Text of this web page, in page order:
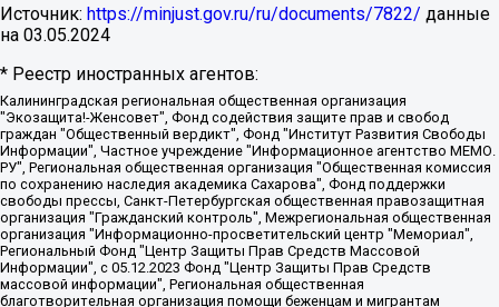
Источник: https://minjust.gov.ru/ru/documents/7822/ данные
на 03.05.2024
* Реестр иностранных агентов:
Калининградская региональная общественная организация "Экозащита!-Женсовет", Фонд содействия защите прав и свобод граждан "Общественный вердикт", Фонд "Институт Развития Свободы Информации", Частное учреждение "Информационное агентство МЕМО. РУ", Региональная общественная организация "Общественная комиссия по сохранению наследия академика Сахарова", Фонд поддержки свободы прессы, Санкт-Петербургская общественная правозащитная организация "Гражданский контроль", Межрегиональная общественная организация "Информационно-просветительский центр "Мемориал", Региональный Фонд "Центр Защиты Прав Средств Массовой Информации", с 05.12.2023 Фонд "Центр Защиты Прав Средств массовой информации", Региональная общественная благотворительная организация помощи беженцам и мигрантам "Гражданское содействие", Негосударственное образовательное учреждение дополнительного профессионального образования (повышение квалификации) специалистов "АКАДЕМИЯ ПО ПРАВАМ ЧЕЛОВЕКА", Свердловская региональная общественная организация "Сутяжник", Автономная некоммерческая организация "Центр независимых социологических исследований", Союз общественных объединений "Российский исследовательский центр по правам человека", Региональное общественное учреждение научно-информационный центр "МЕМОРИАЛ", Некоммерческая организация "Фонд защиты гласности", Автономная некоммерческая организация "Институт прав человека", Городская общественная организация "Екатеринбургское общество "МЕМОРИАЛ", Городская общественная организация "Рязанское историко-просветительское и правозащитное общество "Мемориал" (Рязанский Мемориал), Челябинский региональный орган общественной самодеятельности – женское общественное объединение "Женщины Евразии", Челябинский региональный орган общественной самодеятельности "Уральская правозащитная группа", Фонд содействия защите здоровья и социальной справедливости имени Андрея Рылькова, Автономная Некоммерческая Организация "Аналитический Центр Юрия Левады", Автономная некоммерческая организация социальной поддержки населения "Проект Апрель", Региональная общественная организация помощи женщинам и детям, находящимся в кризисной ситуации "Информационно-методический центр "Анна", Фонд содействия развитию массовых коммуникаций и правовому просвещению "Так-так-Так", Фонд содействия устойчивому развитию "Серебряная тайга", Свердловский региональный общественный фонд социальных проектов "Новое время", "Idel.Реалии", Кавказ.Реалии, Крым.Реалии, Телеканал Настоящее Время, Татаро-башкирская служба Радио Свобода (Azatliq Radiosi), Радио Свободная Европа/Радио Свобода (PCE/PC), "Сибирь.Реалии", "Фактограф", Благотворительный фонд помощи осужденным и их семьям, Автономная некоммерческая организация "Институт глобализации и социальных движений", Фонд "В защиту прав заключенных", Частное учреждение "Центр поддержки и содействия развитию средств массовой информации", Пензенский региональный общественный благотворительный фонд "Гражданский союз", "Север.Реалии", Некоммерческая организация Фонд "Правовая инициатива", Общество с ограниченной ответственностью "Радио Свободная Европа/Радио Свобода", Чешское информационное агентство "MEDIUM-ORIENT", Красноярская региональная общественная организация "Мы против СПИДа", Камалягин Денис Николаевич, Маркелов Сергей Евгеньевич, Пономарев Лев Александрович, Савицкая Людмила Алексеевна, Автономная некоммерческая организация "Центр по работе с проблемой насилия "НАСИЛИЮ.НЕТ", Межрегиональный профессиональный союз работников здравоохранения "Альянс врачей", Юридическое лицо, зарегистрированное в Латвийской Республике, SIA "Medusa Project" (регистрационный номер 40103797863, дата регистрации 10.06.2014), Некоммерческая организация "Фонд по борьбе с коррупцией", Автономная некоммерческая организация "Институт права и публичной политики", Баданин Роман Сергеевич, Гликин Максим Александрович, Железнова Мария Михайловна, Лукьянова Юлия Сергеевна, Маетная Елизавета Витальевна, Маняхин Петр Борисович, Чуракова Ольга Владимировна, Ярош Юлия Петровна, Юридическое лицо "The Insider SIA", зарегистрированное в Риге, Латвийская Республика (дата регистрации 26.06.2015), являющееся администратором доменного имени интернет-издания "The Insider SIA", https://theins.ru, Постернак Алексей Евгеньевич, Рубин Михаил Аркадьевич, Анин Роман Александрович, Юридическое лицо Istories fonds, зарегистрированное в Латвийской Республике (регистрационный номер 50008295751, дата регистрации 24.02.2020), Великовский Дмитрий Александрович, Долинина Ирина Николаевна, Мароховская Алеся Алексеевна, Шлейнов Роман Юрьевич, Шмагун Олеся Валентиновна, Общество с ограниченной ответственностью "Альтаир 2021", Общество с ограниченной ответственностью "Вега 2021", Общество с ограниченной ответственностью "Главный редактор 2021", Общество с ограниченной ответственностью "Ромашки монолит", Важенков Артем Валерьевич, Ивановская областная общественная организация "Центр гендерных исследований", Гурман Юрий Альбертович, Медиапроект "ОВД-Инфо", Егоров Владимир Владимирович, Жилинский Владимир Александрович, Общество с ограниченной ответственностью "ЗП", Иванова София Юрьевна, Карезина Инна Павловна, Кильтау Екатерина Викторовна, Петров Алексей Викторович, Пискунов Сергей Евгеньевич, Смирнов Сергей Сергеевич, Тихонов Михаил Сергеевич, Общество с ограниченной ответственностью "ЖУРНАЛИСТ-ИНОСТРАННЫЙ АГЕНТ", Арапова Галина Юрьевна, Вольтская Татьяна Анатольевна, Американская компания "Mason G.E.S. Anonymous Foundation" (США), являющаяся владельцем интернет-издания https://mnews.world/, Компания "Stichting Bellingcat", зарегистрированная в Нидерландах (дата регистрации 11.07.2018), Захаров Андрей Вячеславович, Клепиковская Екатерина Дмитриевна, Общество с ограниченной ответственностью "МЕМО", Перл Роман Александрович, Симонов Евгений Алексеевич, Соловьева Елена Анатольевна, Сотников Даниил Владимирович, Сурначева Елизавета Дмитриевна, Автономная некоммерческая организация по защите прав человека и информированию населения "Якутия – Наше Мнение", Общество с ограниченной ответственностью "Москоу диджитал медиа", с 26.01.2023 Общество с ограниченной ответственностью "Чайка Белые сады", Ветошкина Валерия Валерьевна, Заговора Максим Александрович, Межрегиональное общественное движение "Российская ЛГБТ - сеть", Оленичев Максим Владимирович, Павлов Иван Юрьевич, Скворцова Елена Сергеевна, Общество с ограниченной ответственностью "Как бы инагент", Кочетков Игорь Викторович, Общество с ограниченной ответственностью "Честные выборы", Еланчик Олег Александрович, Общество с ограниченной ответственностью "Нобелевский призыв", Гималова Регина Эмилевна, Григорьев Андрей Валерьевич, Григорьева Алина Александровна, Ассоциация по содействию защите прав призывников, альтернативнослужащих и военнослужащих "Правозащитная группа "Гражданин.Армия.Право", Хисамова Регина Фаритовна, Автономная некоммерческая организация по реализации социально-правовых программ "Лилит", Дальневосточное общественное движение "Маяк", Санкт-Петербургская ЛГБТ-инициативная группа "Выход", Инициативная группа ЛГБТ+ "Реверс", Алексеев Андрей Викторович, Бекбулатова Таисия Львовна, Беляев Иван Михайлович, Владыкина Елена Сергеевна, Гельман Марат Александрович, Никульшина Вероника Юрьевна, Толоконникова Надежда Андреевна, Шендерович Виктор Анатольевич, Общество с ограниченной ответственностью "Данное сообщение", Общество с ограниченной ответственностью Издательский дом "Новая глава", Айнбиндер Александра Александровна, Московский комьюнити-центр для ЛГБТ+инициатив, Благотворительный фонд развития филантропии, Deutsche Welle (Германия, Kurt-Schumacher-Strasse 3, 53113 Bonn), Борзунова Мария Михайловна, Воробьев Виктор Викторович, Голубева Анна Львовна, Константинова Алла Михайловна, Малкова Ирина Владимировна, Мурадов Мурад Абдулгалимович, Осетинская Елизавета Николаевна, Понасенков Евгений Николаевич, Ганапольский Матвей Юрьевич, Киселев Евгений Алексеевич, Борухович Ирина Григорьевна, Дремин Иван Тимофеевич, Дубровский Дмитрий Викторович, Красноярская региональная общественная организация поддержки и развития альтернативных образовательных технологий и межкультурных коммуникаций "ИНТЕРРА", Маяковская Екатерина Алексеевна, Фейгин Марк Захарович, Филимонов Андрей Викторович, Дзугкоева Регина Николаевна, Доброхотов Роман Александрович, Дудь Юрий Александрович, Елкин Сергей Владимирович, Кругликов Кирилл Игоревич, Сабунаева Мария Леонидовна, Семенов Алексей Владимирович, Шаинян Карен Багратович, Шульман Екатерина Михайловна, Асафьев Артур Валерьевич, Вахштайн Виктор Семенович, Венедиктов Алексей Алексеевич, Лушникова Екатерина Евгеньевна, Волков Леонид Михайлович, Невзоров Александр Глебович, Пархоменко Сергей Борисович, Сироткин Ярослав Николаевич, Кара-Мурза Владимир Владимирович, Баранова Наталья Владимировна, Гозман Леонид Яковлевич, Кагарлицкий Борис Юльевич, Климарев Михаил Валерьевич, Милов Владимир Станиславович, Автономная некоммерческая организация Краснодарский центр современного искусства "Типография", Моргенштерн Алишер Тагирович, Соболь Любовь Эдуардовна, Общество с ограниченной ответственностью "ЛИЗА НОРМ", Каспаров Гарри Кимович, Ходорковский Михаил Борисович, Общество с ограниченной ответственностью "Апрельские тезисы", Данилович Ирина Брониславовна, Кашин Олег Владимирович, Петров Николай Владимирович, Пивоваров Алексей Владимирович, Соколов Михаил Владимирович, Цветкова Юлия Владимировна, Чичваркин Евгений Александрович, Комитет против пыток/Команда против пыток, Общество с ограниченной ответственностью "Первый научный", Общество с ограниченной ответственностью "Вертолет и ко", Белоцерковская Вероника Борисовна, Кац Максим Евгеньевич, Лазарева Татьяна Юрьевна, Шаведдинов Руслан Табризович, Яшин Илья Валерьевич, Общество с ограниченной ответственностью "Иноагент ААВ", Алешковский Дмитрий Петрович, Альбац Евгения Марковна, Быков Дмитрий Львович, Галямина Юлия Евгеньевна, Лойко Сергей Леонидович, Мартынов Кирилл Константинович, Медведев Сергей Александрович, Крашенинников Федор Геннадиевич, Гордеева Катерина Вл